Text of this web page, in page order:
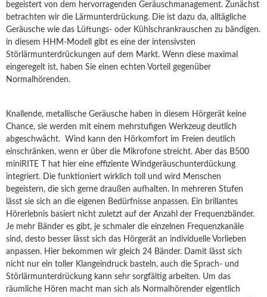
begeistert von dem hervorragenden Geräuschmanagement. Zunächst
betrachten wir die Lärmunterdrückung. Die ist dazu da, alltägliche
Geräusche wie das Lüftungs- oder Kühlschrankrauschen zu bändigen.
in diesem HHM-Modell gibt es eine der intensivsten
Störlärmunterdrückungen auf dem Markt. Wenn diese maximal
eingeregelt ist, haben Sie einen echten Vorteil gegenüber
Normalhörenden.
Knallende, metallische Geräusche haben in diesem Hörgerät keine
Chance, sie werden mit einem mehrstufigen Werkzeug deutlich
abgeschwächt. Wind kann den Hörkomfort im Freien deutlich
einschränken, wenn er über die Mikrofone streicht. Aber das B500
miniRITE T hat hier eine effiziente Windgeräuschunterdückung
integriert. Die funktioniert wirklich toll und wird Menschen
begeistern, die sich gerne draußen aufhalten. In mehreren Stufen
lässt sie sich an die eigenen Bedürfnisse anpassen. Ein brillantes
Hörerlebnis basiert nicht zuletzt auf der Anzahl der Frequenzbänder.
Je mehr Bänder es gibt, je schmaler die einzelnen Frequenzkanäle
sind, desto besser lässt sich das Hörgerät an individuelle Vorlieben
anpassen. Hier bekommen wir gleich 24 Bänder. Damit lässt sich
nicht nur ein toller Klangeindruck basteln, auch die Sprach- und
Störlärmunterdrückung kann sehr sorgfältig arbeiten. Um das
räumliche Hören macht man sich als Normalhörender eigentlich